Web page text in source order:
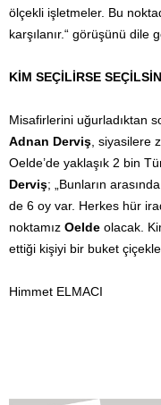
ölçekli işletmeler. Bu
karşılanır.“ görüşünü dile
KİM SEÇİLİRSE
Misafirlerini uğurladıktan
Adnan Derviş, siyasilere
Oelde’de yaklaşık 2 bin
Derviş; „Bunların
de 6 oy var. Herkes hür
noktamız Oelde olacak.
ettiği kişiyi bir buket
Himmet ELMACI